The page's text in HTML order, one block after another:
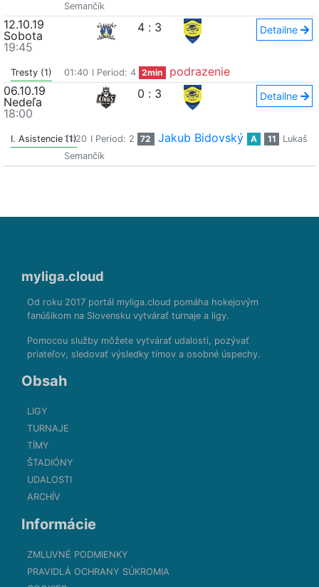
Semančík
12.10.19
Sobota
19:45
4 : 3 Detailne
Tresty (1) 01:40 I Period: 4 2min
podrazenie
06.10.19
Nedeľa
18:00
0 : 3 Detailne
I. Asistencie (1)
11:20 I Period: 2 72 Jakub Bidovský A 11
Lukaš
Semančík
myliga.cloud
Od roku 2017 portál myliga.cloud pomáha hokejovým
fanúšikom na Slovensku vytvárať turnaje a ligy.
Pomocou služby môžete vytvárať udalosti, pozývať
priateľov, sledovať výsledky tímov a osobné úspechy.
Obsah
LIGY
TURNAJE
TÍMY
ŠTADIÓNY
UDALOSTI
ARCHÍV
Informácie
ZMLUVNÉ PODMIENKY
PRAVIDLÁ OCHRANY SÚKROMIA